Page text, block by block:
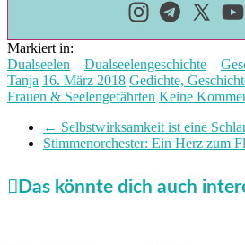
Markiert in:
Dualseelen
Dualseelengeschichte
Tanja 16. März 2018 Gedichte,
Frauen & Seelengefährten Keine
← Selbstwirksamkeit ist eine
Stimmenorchester: Ein Herz zum
Das könnte dich auch